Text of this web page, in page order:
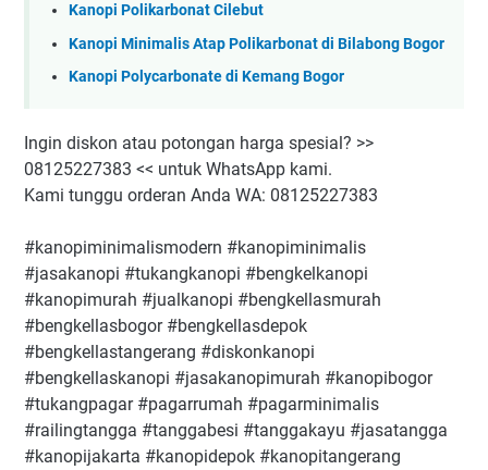
Kanopi Polikarbonat Cilebut
Kanopi Minimalis Atap Polikarbonat di Bilabong Bogor
Kanopi Polycarbonate di Kemang Bogor
Ingin diskon atau potongan harga spesial? >>
08125227383 << untuk WhatsApp kami.
Kami tunggu orderan Anda WA: 08125227383
#kanopiminimalismodern #kanopiminimalis
#jasakanopi #tukangkanopi #bengkelkanopi
#kanopimurah #jualkanopi #bengkellasmurah
#bengkellasbogor #bengkellasdepok
#bengkellastangerang #diskonkanopi
#bengkellaskanopi #jasakanopimurah #kanopibogor
#tukangpagar #pagarrumah #pagarminimalis
#railingtangga #tanggabesi #tanggakayu #jasatangga
#kanopijakarta #kanopidepok #kanopitangerang